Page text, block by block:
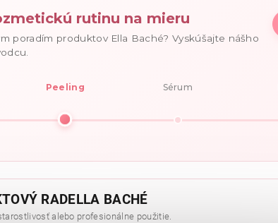
rutinu na mieru
poradím produktov Ella Baché? Vyskúšajte nášho
Peeling Sérum
RADELLA BACHÉ
alebo profesionálne použitie.